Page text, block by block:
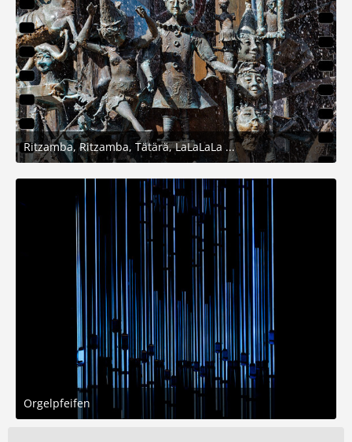
Ritzamba, Ritzamba, Tätärä, LaLaLaLa ...
14. Februar 2026 um 17:19
9
Orgelpfeifen
3. Februar 2026 um 15:05